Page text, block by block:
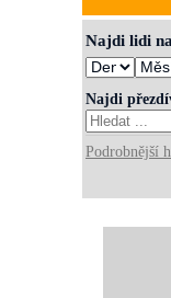
Najdi lidi
Najdi
Podrobnější